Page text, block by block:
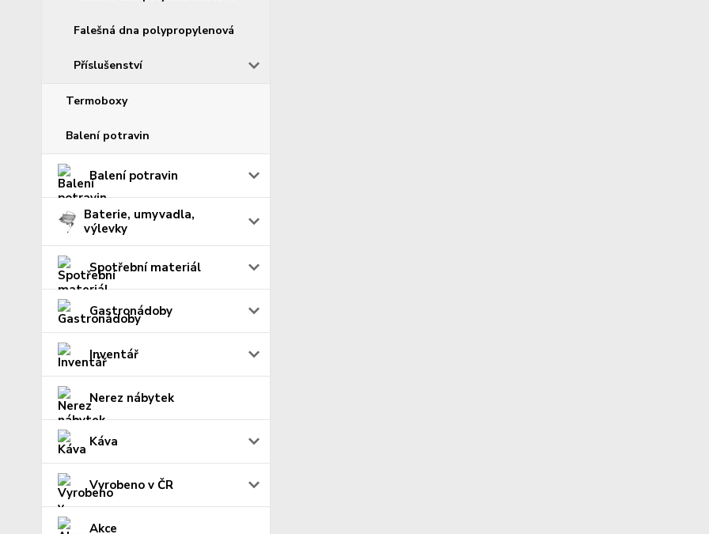
Falešná dna polypropylenová
Příslušenství
Termoboxy
Balení potravin
Balení potravin
Baterie, umyvadla,
výlevky
Spotřební materiál
Gastronádoby
Inventář
Nerez nábytek
Káva
Vyrobeno v ČR
Akce